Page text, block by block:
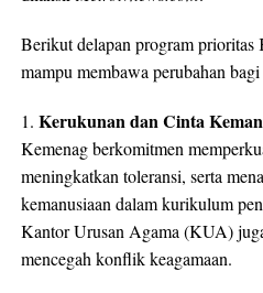
Berikut delapan program
mampu membawa perubahan
1. Kerukunan dan Cinta
Kemenag berkomitmen
meningkatkan toleransi, serta
kemanusiaan dalam kurikulum
Kantor Urusan Agama (KUA)
mencegah konflik keagamaan.